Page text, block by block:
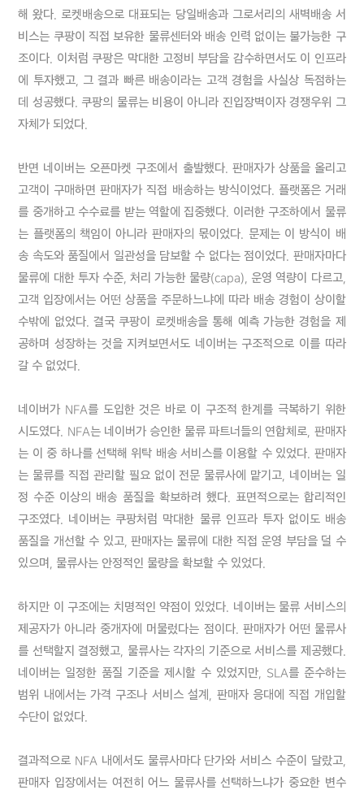
해 왔다. 로켓배송으로 대표되는 당일배송과 그로서리의 새벽배송 서
비스는 쿠팡이 직접 보유한 물류센터와 배송 인력 없이는 불가능한 구
조이다. 이처럼 쿠팡은 막대한 고정비 부담을 감수하면서도 이 인프라
에 투자했고, 그 결과 빠른 배송이라는 고객 경험을 사실상 독점하는
데 성공했다. 쿠팡의 물류는 비용이 아니라 진입장벽이자 경쟁우위 그
자체가 되었다.
반면 네이버는 오픈마켓 구조에서 출발했다. 판매자가 상품을 올리고
고객이 구매하면 판매자가 직접 배송하는 방식이었다. 플랫폼은 거래
를 중개하고 수수료를 받는 역할에 집중했다. 이러한 구조하에서 물류
는 플랫폼의 책임이 아니라 판매자의 몫이었다. 문제는 이 방식이 배
송 속도와 품질에서 일관성을 담보할 수 없다는 점이었다. 판매자마다
물류에 대한 투자 수준, 처리 가능한 물량(capa), 운영 역량이 다르고,
고객 입장에서는 어떤 상품을 주문하느냐에 따라 배송 경험이 상이할
수밖에 없었다. 결국 쿠팡이 로켓배송을 통해 예측 가능한 경험을 제
공하며 성장하는 것을 지켜보면서도 네이버는 구조적으로 이를 따라
갈 수 없었다.
네이버가 NFA를 도입한 것은 바로 이 구조적 한계를 극복하기 위한
시도였다. NFA는 네이버가 승인한 물류 파트너들의 연합체로, 판매자
는 이 중 하나를 선택해 위탁 배송 서비스를 이용할 수 있었다. 판매자
는 물류를 직접 관리할 필요 없이 전문 물류사에 맡기고, 네이버는 일
정 수준 이상의 배송 품질을 확보하려 했다. 표면적으로는 합리적인
구조였다. 네이버는 쿠팡처럼 막대한 물류 인프라 투자 없이도 배송
품질을 개선할 수 있고, 판매자는 물류에 대한 직접 운영 부담을 덜 수
있으며, 물류사는 안정적인 물량을 확보할 수 있었다.
하지만 이 구조에는 치명적인 약점이 있었다. 네이버는 물류 서비스의
제공자가 아니라 중개자에 머물렀다는 점이다. 판매자가 어떤 물류사
를 선택할지 결정했고, 물류사는 각자의 기준으로 서비스를 제공했다.
네이버는 일정한 품질 기준을 제시할 수 있었지만, SLA를 준수하는
범위 내에서는 가격 구조나 서비스 설계, 판매자 응대에 직접 개입할
수단이 없었다.
결과적으로 NFA 내에서도 물류사마다 단가와 서비스 수준이 달랐고,
판매자 입장에서는 여전히 어느 물류사를 선택하느냐가 중요한 변수